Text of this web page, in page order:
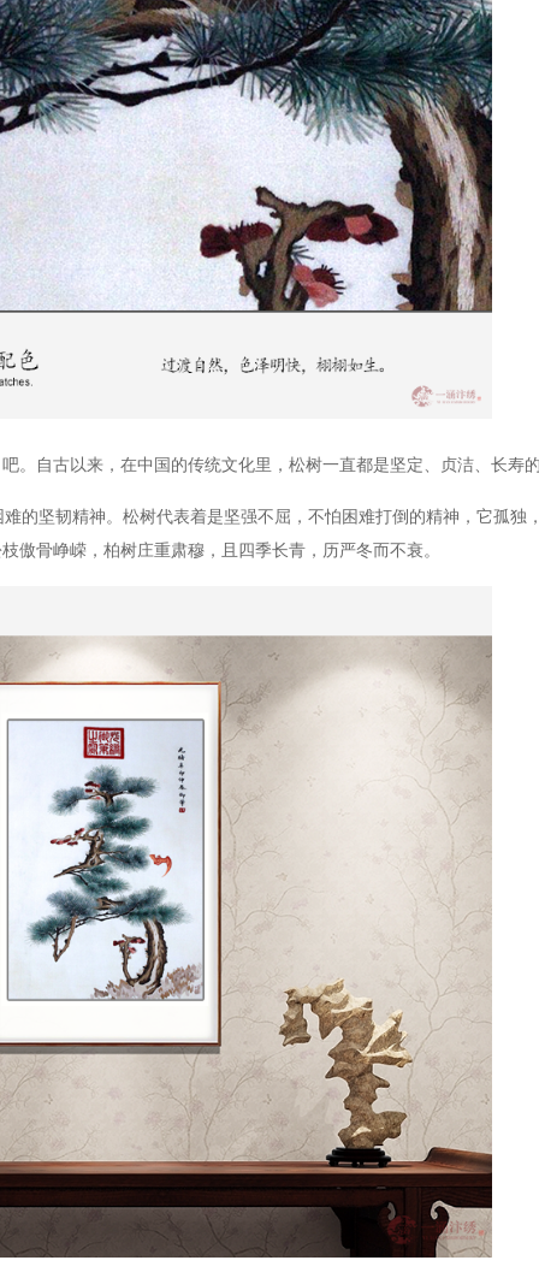
。自古以来，在中国的传统文化里，松树一直都是坚定、贞洁、长寿的
的坚韧精神。松树代表着是坚强不屈，不怕困难打倒的精神，它孤独
傲骨峥嵘，柏树庄重肃穆，且四季长青，历严冬而不衰。